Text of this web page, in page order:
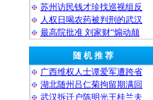
苏州访民钱才珍找巡视组反
人权日喝农药被判刑的武汉
最高院批准 刘家财“煽动颠
随 机 推 荐
广西维权人士谭爱军遭跨省
湖北随州吕仁菊拘留期满回
武汉拆迁户陈明光王桂兰夫